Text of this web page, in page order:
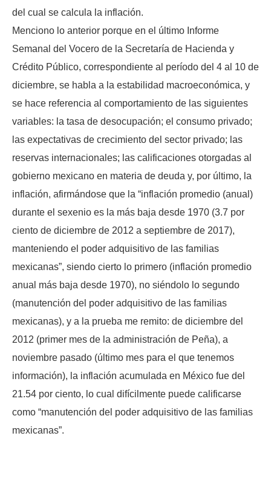
del cual se calcula la inflación.
Menciono lo anterior porque en el último Informe
Semanal del Vocero de la Secretaría de Hacienda y
Crédito Público, correspondiente al período del 4 al 10 de
diciembre, se habla a la estabilidad macroeconómica, y
se hace referencia al comportamiento de las siguientes
variables: la tasa de desocupación; el consumo privado;
las expectativas de crecimiento del sector privado; las
reservas internacionales; las calificaciones otorgadas al
gobierno mexicano en materia de deuda y, por último, la
inflación, afirmándose que la “inflación promedio (anual)
durante el sexenio es la más baja desde 1970 (3.7 por
ciento de diciembre de 2012 a septiembre de 2017),
manteniendo el poder adquisitivo de las familias
mexicanas”, siendo cierto lo primero (inflación promedio
anual más baja desde 1970), no siéndolo lo segundo
(manutención del poder adquisitivo de las familias
mexicanas), y a la prueba me remito: de diciembre del
2012 (primer mes de la administración de Peña), a
noviembre pasado (último mes para el que tenemos
información), la inflación acumulada en México fue del
21.54 por ciento, lo cual difícilmente puede calificarse
como “manutención del poder adquisitivo de las familias
mexicanas”.